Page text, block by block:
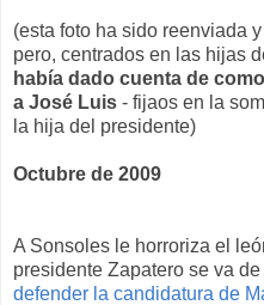
(esta foto ha sido reenviada
pero, centrados en las hijas
había dado cuenta de
a José Luis - fijaos en la
la hija del presidente)
Octubre de 2009
A Sonsoles le horroriza el
presidente Zapatero se va
defender la candidatura de